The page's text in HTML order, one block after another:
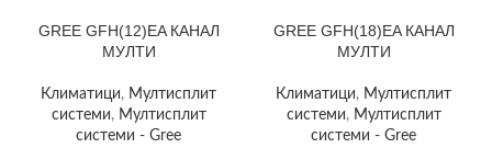
GREE GFH(12)EA КАНАЛ
МУЛТИ
Климатици, Мултисплит
системи, Мултисплит
системи - Gree
GREE GFH(18)EA КАНАЛ
МУЛТИ
Климатици, Мултисплит
системи, Мултисплит
системи - Gree